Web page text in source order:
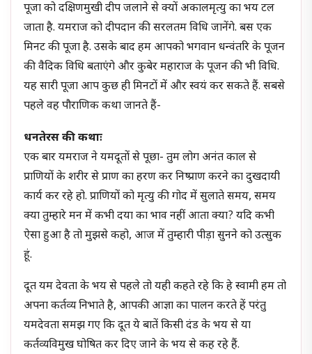
पूजा को दक्षिणमुखी दीप जलाने से क्यों अकालमृत्यु का भय टल
जाता है. यमराज को दीपदान की सरलतम विधि जानेंगे. बस एक
मिनट की पूजा है. उसके बाद हम आपको भगवान धन्वंतरि के पूजन
की वैदिक विधि बताएंगे और कुबेर महाराज के पूजन की भी विधि.
यह सारी पूजा आप कुछ ही मिनटों में और स्वयं कर सकते हैं. सबसे
पहले वह पौराणिक कथा जानते हैं-
धनतेरस की कथाः
एक बार यमराज ने यमदूतों से पूछा- तुम लोग अनंत काल से
प्राणियों के शरीर से प्राण का हरण कर निष्प्राण करने का दुखदायी
कार्य कर रहे हो. प्राणियों को मृत्यु की गोद में सुलाते समय, समय
क्या तुम्हारे मन में कभी दया का भाव नहीं आता क्या? यदि कभी
ऐसा हुआ है तो मुझसे कहो, आज में तुम्हारी पीड़ा सुनने को उत्सुक
हूं.
दूत यम देवता के भय से पहले तो यही कहते रहे कि हे स्वामी हम तो
अपना कर्तव्य निभाते है, आपकी आज्ञा का पालन करते हें परंतु
यमदेवता समझ गए कि दूत ये बातें किसी दंड के भय से या
कर्तव्यविमुख घोषित कर दिए जाने के भय से कह रहे हैं.